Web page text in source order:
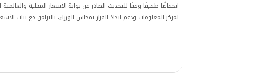
انخفاضًا طفيفًا وفقًا للتحديث الصادر عن بوابة الأسعار المحلية والعالمية
لمركز المعلومات ودعم اتخاذ القرار بمجلس الوزراء، بالتزامن مع ثبات